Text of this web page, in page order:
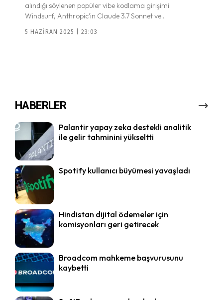
alındığı söylenen popüler vibe kodlama girişimi
Windsurf, Anthropic'in Claude 3.7 Sonnet ve...
5 HAZIRAN 2025 | 23:03
HABERLER
Palantir yapay zeka destekli analitik
ile gelir tahminini yükseltti
Spotify kullanıcı büyümesi yavaşladı
Hindistan dijital ödemeler için
komisyonları geri getirecek
Broadcom mahkeme başvurusunu
kaybetti